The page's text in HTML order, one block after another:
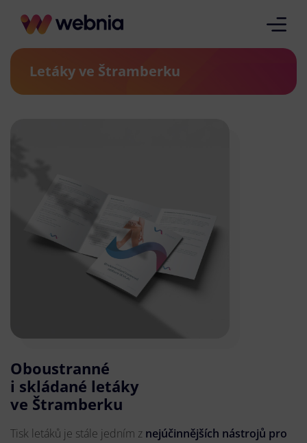
Letáky ve Štramberku
Oboustranné
i skládané letáky
ve Štramberku
Tisk letáků je stále jedním z nejúčinnějších nástrojů pro